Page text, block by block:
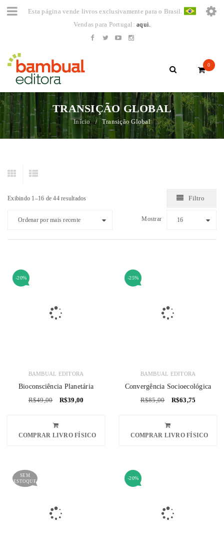
Esta página vende livros exclusivamente para o Brasil.
Vendas para Portugal:aqui.
0
TRANSIÇÃO GLOBAL
Início / Transição Global
Exibindo 1–16 de 44 resultados Filtro
Ordenar por mais recente Mostrar 16
-20%
BAMBUAL EDITORA
Bioconsciência Planetária
R$49,00 R$39,00
COMPRAR LIVRO FÍSICO
-25%
BAMBUAL EDITORA
Convergência Socioecológica
R$85,00 R$63,75
COMPRAR LIVRO FÍSICO
SEM
ESTOQUE
-20%